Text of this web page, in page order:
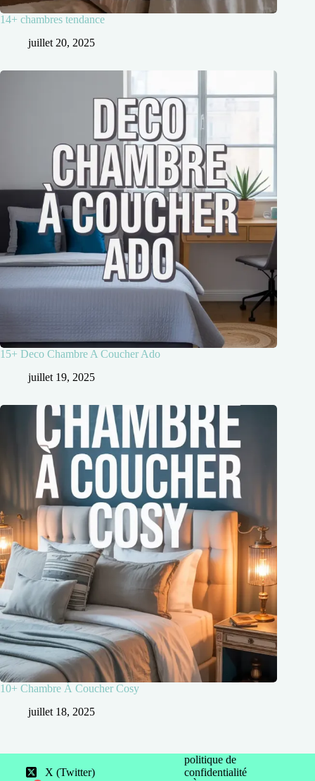
14+ chambres tendance
juillet 20, 2025
15+ Deco Chambre A Coucher Ado
juillet 19, 2025
10+ Chambre À Coucher Cosy
juillet 18, 2025
X (Twitter)
politique de
confidentialité